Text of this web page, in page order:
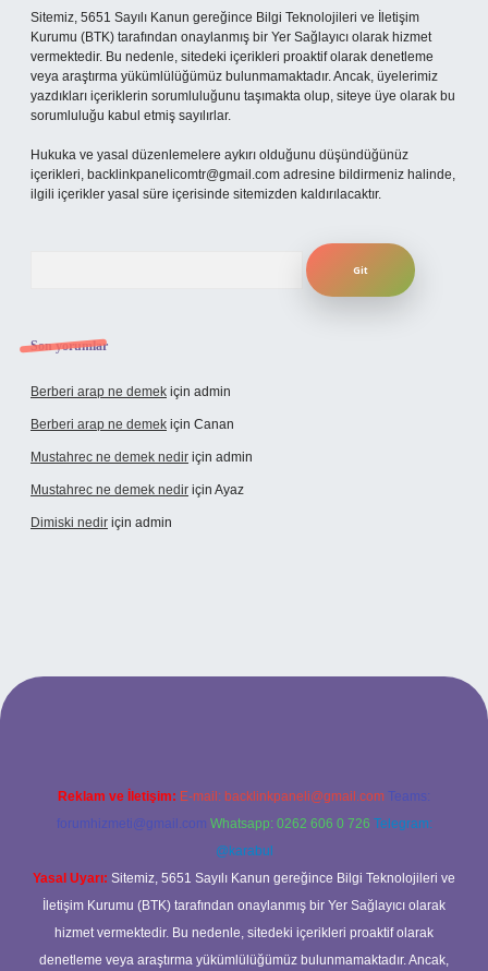
Sitemiz, 5651 Sayılı Kanun gereğince Bilgi Teknolojileri ve İletişim
Kurumu (BTK) tarafından onaylanmış bir Yer Sağlayıcı olarak hizmet
vermektedir. Bu nedenle, sitedeki içerikleri proaktif olarak denetleme
veya araştırma yükümlülüğümüz bulunmamaktadır. Ancak, üyelerimiz
yazdıkları içeriklerin sorumluluğunu taşımakta olup, siteye üye olarak bu
sorumluluğu kabul etmiş sayılırlar.
Hukuka ve yasal düzenlemelere aykırı olduğunu düşündüğünüz
içerikleri, backlinkpanelicomtr@gmail.com adresine bildirmeniz halinde,
ilgili içerikler yasal süre içerisinde sitemizden kaldırılacaktır.
Son yorumlar
Berberi arap ne demek için admin
Berberi arap ne demek için Canan
Mustahrec ne demek nedir için admin
Mustahrec ne demek nedir için Ayaz
Dimiski nedir için admin
güncel adresi
Reklam ve İletişim: E-mail: backlinkpaneli@gmail.com Teams:
forumhizmeti@gmail.com Whatsapp: 0262 606 0 726 Telegram:
@karabul
Yasal Uyarı: Sitemiz, 5651 Sayılı Kanun gereğince Bilgi Teknolojileri ve
İletişim Kurumu (BTK) tarafından onaylanmış bir Yer Sağlayıcı olarak
hizmet vermektedir. Bu nedenle, sitedeki içerikleri proaktif olarak
denetleme veya araştırma yükümlülüğümüz bulunmamaktadır. Ancak,